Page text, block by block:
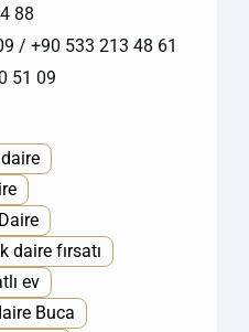
88
/ +90 533 213 48 61
51 09
daire fırsatı
ev
Buca